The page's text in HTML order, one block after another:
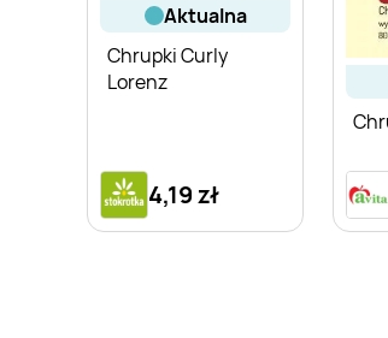
aktualna
Chrupki Curly
Lorenz
4,19 zł